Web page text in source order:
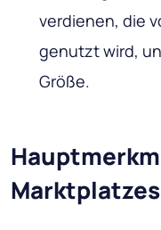
verdienen, die
genutzt wird,
Größe.
Marktplatzes